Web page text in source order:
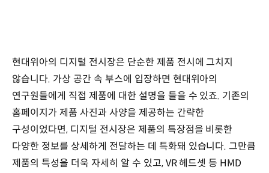
현대위아의 디지털 전시장은 단순한 제품 전시에 그치지
않습니다. 가상 공간 속 부스에 입장하면 현대위아의
연구원들에게 직접 제품에 대한 설명을 들을 수 있죠. 기존의
홈페이지가 제품 사진과 사양을 제공하는 간략한
구성이었다면, 디지털 전시장은 제품의 특장점을 비롯한
다양한 정보를 상세하게 전달하는 데 특화돼 있습니다. 그만큼
제품의 특성을 더욱 자세히 알 수 있고, VR 헤드셋 등 HMD